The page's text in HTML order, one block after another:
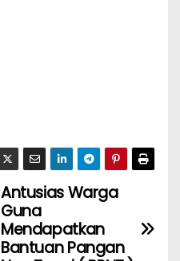
Antusias Warga
Guna
Mendapatkan
Bantuan Pangan